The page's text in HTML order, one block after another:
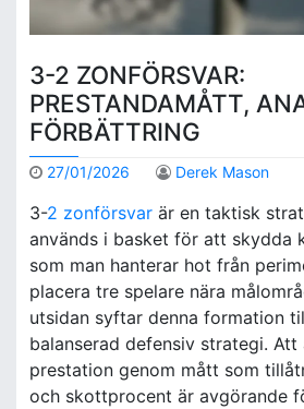
3-2 ZONFÖRSVAR:
PRESTANDAMÅTT,
FÖRBÄTTRING
27/01/2026 Derek Mason
3-2 zonförsvar är en taktisk
används i basket för att skydda
som man hanterar hot från
placera tre spelare nära
utsidan syftar denna formation
balanserad defensiv strategi. Att
prestation genom mått som
och skottprocent är avgörande